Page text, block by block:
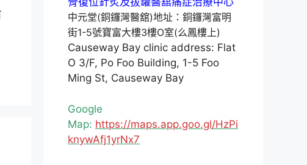
中元堂(銅鑼灣醫舘)地址：銅鑼灣富明
街1-5號寶富大樓3樓O室(么鳳樓上)
Causeway Bay clinic address: Flat
O 3/F, Po Foo Building, 1-5 Foo
Ming St, Causeway Bay
Google
Map: https://maps.app.goo.gl/HzPi
knywAfj1yrNx7